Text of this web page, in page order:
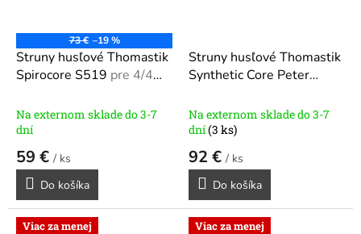
73 € –19 %
Struny husľové Thomastik
Spirocore S519 pre 4/4
Na externom sklade do 3-7
dní
59 € / ks
Do košíka
Struny husľové Thomastik
Synthetic Core Peter
Na externom sklade do 3-7
dní(3 ks)
92 € / ks
Do košíka
Viac za menej Viac za menej